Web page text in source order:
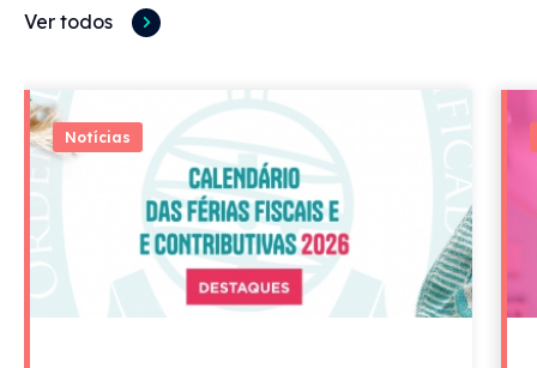
Ver todos
Notícias